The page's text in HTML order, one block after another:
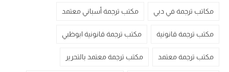
مكاتب ترجمة في دبي مكتب ترجمة أسباني معتمد
مكتب ترجمة قانونية مكتب ترجمة قانونية ابوظبي
مكتب ترجمة معتمد مكتب ترجمة معتمد بالتحرير